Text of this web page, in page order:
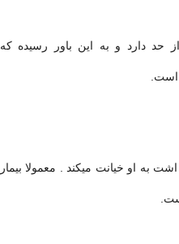
دارد و به این باور رسیده که
است.
به او خیانت میکند . معمولا بیمار